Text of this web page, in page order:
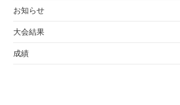
お知らせ
大会結果
成績